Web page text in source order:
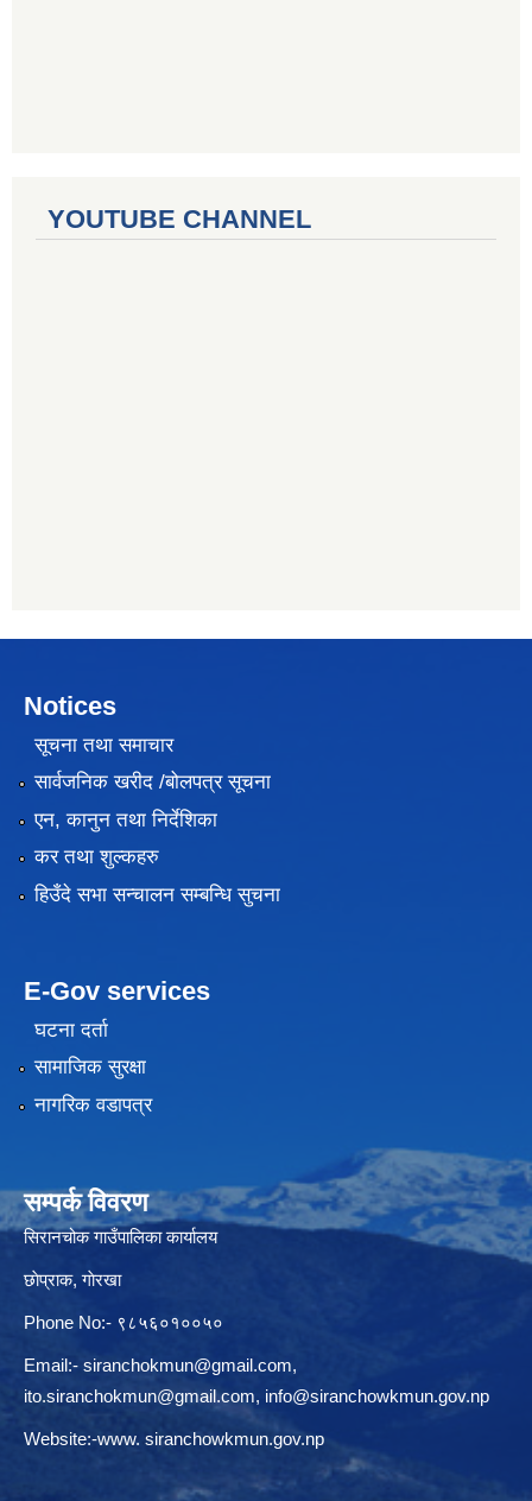
YOUTUBE CHANNEL
Notices
सूचना तथा समाचार
सार्वजनिक खरीद /बोलपत्र सूचना
एन, कानुन तथा निर्देशिका
कर तथा शुल्कहरु
हिउँदे सभा सन्चालन सम्बन्धि सुचना
E-Gov services
घटना दर्ता
सामाजिक सुरक्षा
नागरिक वडापत्र
सम्पर्क विवरण
सिरानचोक गाउँपालिका कार्यालय
छाेप्राक, गाेरखा
Phone No:- ९८५६०१००५०
Email:- siranchokmun@gmail.com,
ito.siranchokmun@gmail.com, info@siranchowkmun.gov.np
Website:-www. siranchowkmun.gov.np